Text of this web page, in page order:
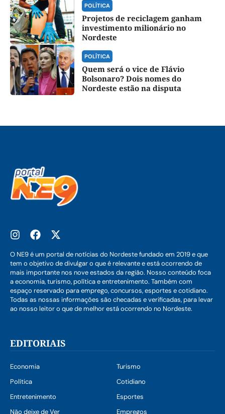
POLÍTICA
Projetos de reciclagem ganham
investimento milionário no
Nordeste
POLÍTICA
Quem será o vice de Flávio
Bolsonaro? Dois nomes do
Nordeste estão na disputa
O NE9 é um portal de notícias do Nordeste fundado em 2019 e que
tem o objetivo de divulgar o que é relevante e está ocorrendo de
mais importante nos nove estados da região. Nosso conteúdo foca
a economia, turismo, política e entretenimento. Também com
espaço reservado para emprego, concursos, esportes e cotidiano.
Todas as nossas informações são checadas e verificadas, para levar
ao nosso leitor o que de melhor está ocorrendo no Nordeste.
EDITORIAIS
Economia
Turismo
Política
Cotidiano
Entretenimento
Esportes
Não deixe de Ver
Empregos